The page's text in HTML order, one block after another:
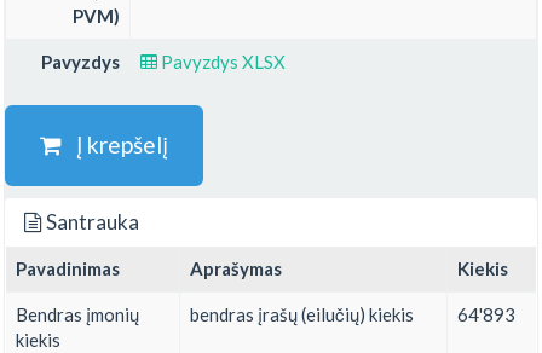
PVM)
Pavyzdys Pavyzdys XLSX
Į krepšelį
Santrauka
Pavadinimas Aprašymas Kiekis
Bendras įmonių
kiekis
bendras įrašų (eilučių) kiekis 64'893